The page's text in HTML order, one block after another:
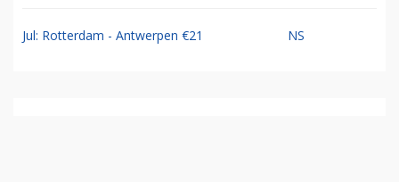
Jul: Rotterdam - Antwerpen €21 NS